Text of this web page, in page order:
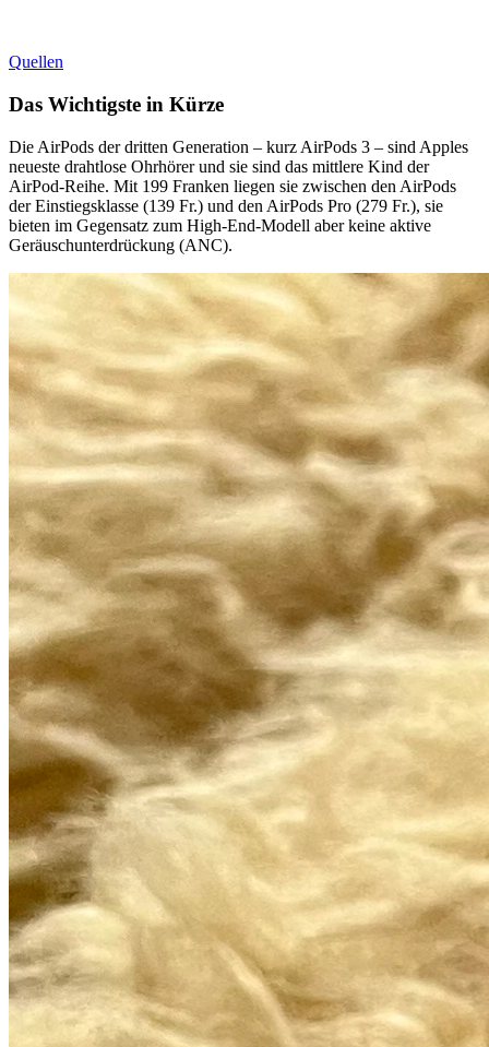
Quellen
Das Wichtigste in Kürze
Die AirPods der dritten Generation – kurz AirPods 3 – sind Apples
neueste drahtlose Ohrhörer und sie sind das mittlere Kind der
AirPod-Reihe. Mit 199 Franken liegen sie zwischen den AirPods
der Einstiegsklasse (139 Fr.) und den AirPods Pro (279 Fr.), sie
bieten im Gegensatz zum High-End-Modell aber keine aktive
Geräuschunterdrückung (ANC).